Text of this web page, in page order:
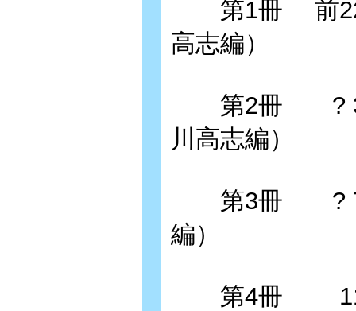
第1冊 前221
高志編）
第2冊 ? 378
川高志編）
第3冊 ? 750
編）
第4冊 1187